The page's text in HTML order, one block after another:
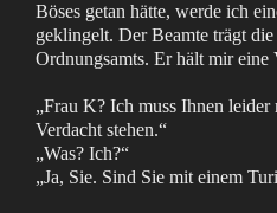
Böses getan hätte, werde ich
geklingelt. Der Beamte trägt
Ordnungsamts. Er hält mir eine
„Frau K? Ich muss Ihnen
Verdacht stehen.“
„Was? Ich?“
„Ja, Sie. Sind Sie mit einem